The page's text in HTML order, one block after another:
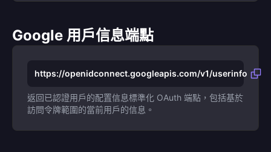
Google 用戶信息端點
https://openidconnect.googleapis.com/v1/userinfo
返回已認證用戶的配置信息標準化 OAuth 端點，包括基於
訪問令牌範圍的當前用戶的信息。